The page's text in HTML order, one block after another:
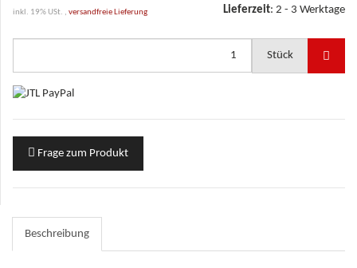
inkl. 19% USt. , versandfreie Lieferung
Lieferzeit: 2 - 3 Werktage
Stück
Frage zum Produkt
Beschreibung